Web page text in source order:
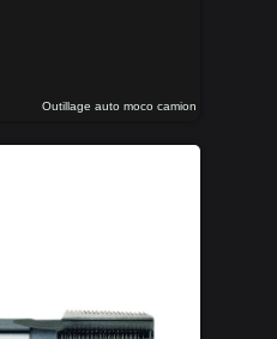
Outillage auto moco camion